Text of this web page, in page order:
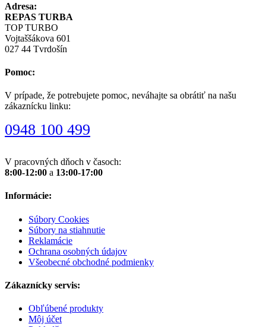
Adresa:
REPAS TURBA
TOP TURBO
Vojtaššákova 601
027 44 Tvrdošín
Pomoc:
V prípade, že potrebujete pomoc, neváhajte sa obrátiť na našu
zákaznícku linku:
0948 100 499
V pracovných dňoch v časoch:
8:00-12:00 a 13:00-17:00
Informácie:
Súbory Cookies
Súbory na stiahnutie
Reklamácie
Ochrana osobných údajov
Všeobecné obchodné podmienky
Zákaznícky servis:
Obľúbené produkty
Môj účet